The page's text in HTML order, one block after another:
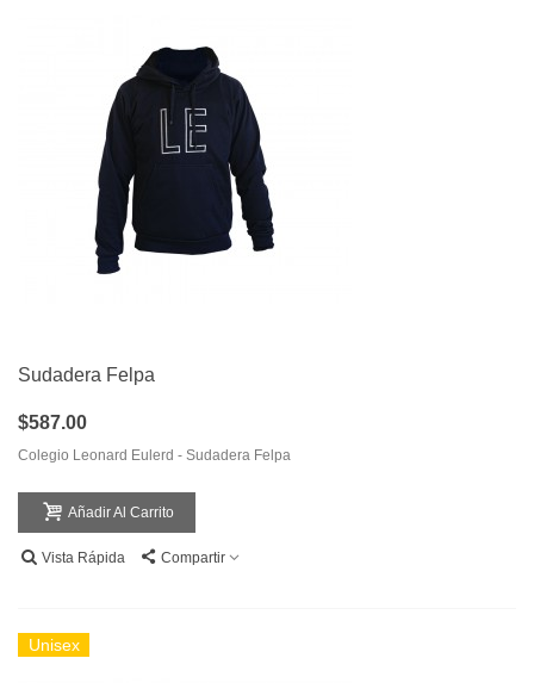
Sudadera Felpa
$587.00
Colegio Leonard Eulerd - Sudadera Felpa
Añadir Al Carrito
Vista Rápida Compartir
Unisex